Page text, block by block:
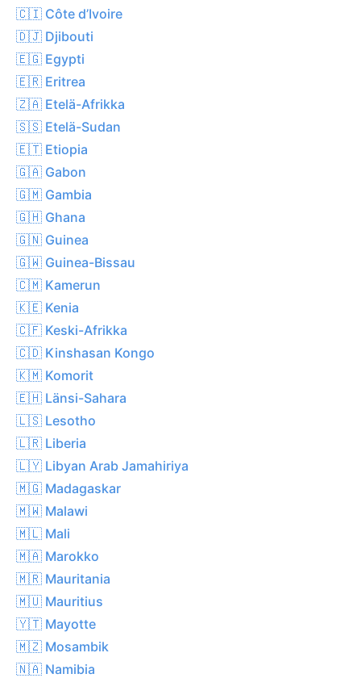
🇨🇮 Côte d’Ivoire
🇩🇯 Djibouti
🇪🇬 Egypti
🇪🇷 Eritrea
🇿🇦 Etelä-Afrikka
🇸🇸 Etelä-Sudan
🇪🇹 Etiopia
🇬🇦 Gabon
🇬🇲 Gambia
🇬🇭 Ghana
🇬🇳 Guinea
🇬🇼 Guinea-Bissau
🇨🇲 Kamerun
🇰🇪 Kenia
🇨🇫 Keski-Afrikka
🇨🇩 Kinshasan Kongo
🇰🇲 Komorit
🇪🇭 Länsi-Sahara
🇱🇸 Lesotho
🇱🇷 Liberia
🇱🇾 Libyan Arab Jamahiriya
🇲🇬 Madagaskar
🇲🇼 Malawi
🇲🇱 Mali
🇲🇦 Marokko
🇲🇷 Mauritania
🇲🇺 Mauritius
🇾🇹 Mayotte
🇲🇿 Mosambik
🇳🇦 Namibia